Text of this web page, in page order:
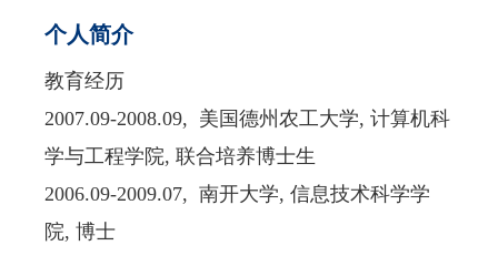
个人简介
教育经历
2007.09-2008.09, 美国德州农工大学, 计算机科
学与工程学院, 联合培养博士生
2006.09-2009.07, 南开大学, 信息技术科学学
院, 博士